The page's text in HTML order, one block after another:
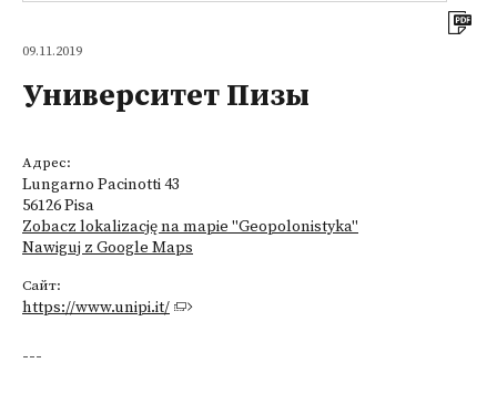
09.11.2019
Университет Пизы
Адрес:
Lungarno Pacinotti 43
56126 Pisa
Zobacz lokalizację na mapie "Geopolonistyka"
Nawiguj z Google Maps
Сайт:
https://www.unipi.it/
---